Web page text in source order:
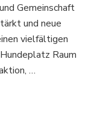
Gemeinschaft
und neue
vielfältigen
Raum
…